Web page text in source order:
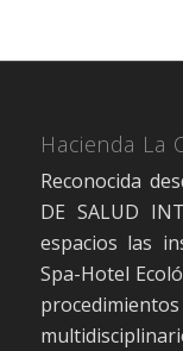
Hacienda La
Reconocida
DE SALUD
espacios las
Spa-Hotel